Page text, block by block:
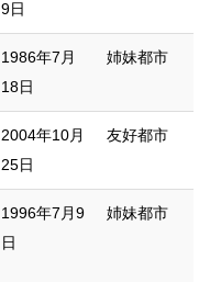
9日
1986年7月
18日
姉妹都市
2004年10月
25日
友好都市
1996年7月9
日
姉妹都市